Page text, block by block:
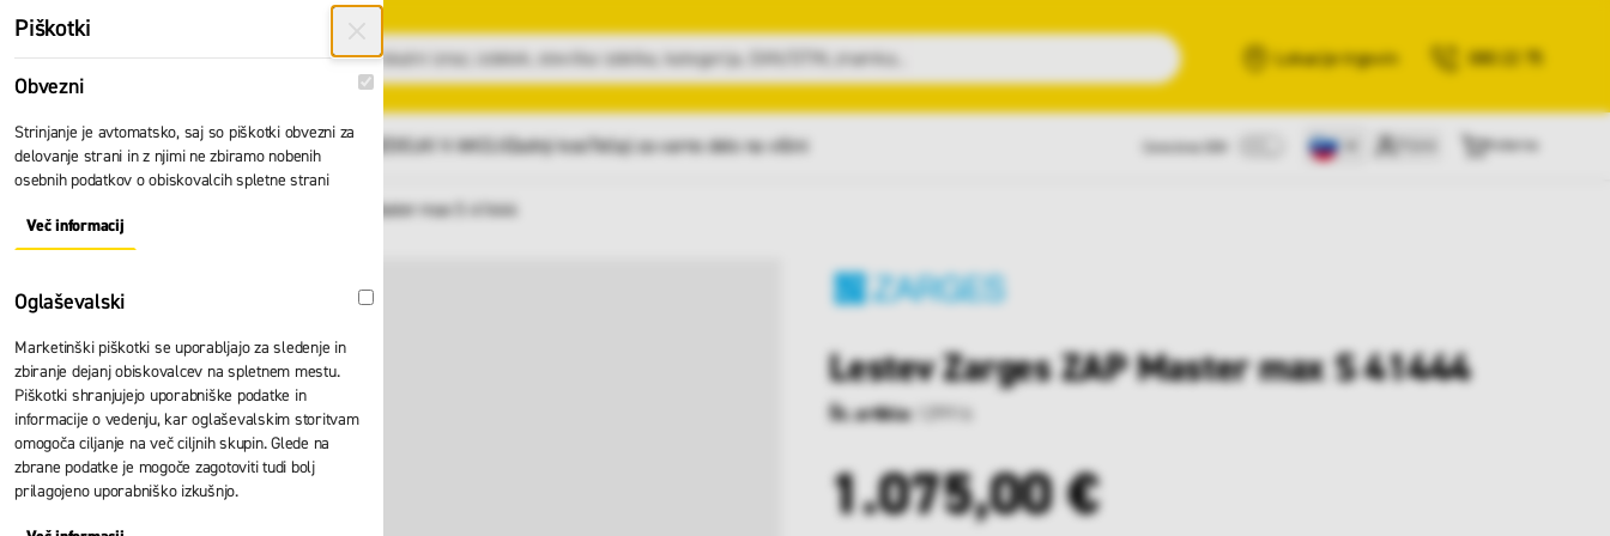
Preskoči na vsebino
Išči
Lokacije trgovin 080 22 75
GLAVNI MENI Vsi izdelki IZDELKI V AKCIJIZadnji kosiTečaji za varno delo na višini
Lestev Zarges ZAP Master max S 41444
Lestev Zarges ZAP Master max S 41444
Št. artikla: 129916
1.075,00 €
Piškotki
Obvezni Obvezni
Strinjanje je avtomatsko, saj so piškotki obvezni za
delovanje strani in z njimi ne zbiramo nobenih
osebnih podatkov o obiskovalcih spletne strani
Več informacijAbout "Obvezni" Cookie Group
Oglaševalski Oglaševalski
Marketinški piškotki se uporabljajo za sledenje in
zbiranje dejanj obiskovalcev na spletnem mestu.
Piškotki shranjujejo uporabniške podatke in
informacije o vedenju, kar oglaševalskim storitvam
omogoča ciljanje na več ciljnih skupin. Glede na
zbrane podatke je mogoče zagotoviti tudi bolj
prilagojeno uporabniško izkušnjo.